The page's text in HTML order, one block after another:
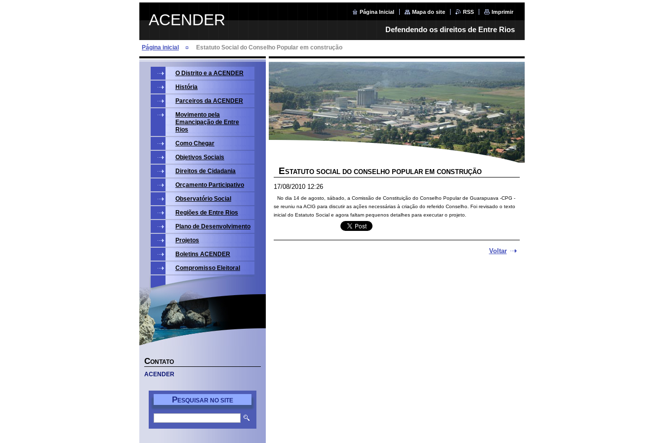
ACENDER Página Inicial Mapa do site RSS Imprimir
Defendendo os direitos de Entre Rios
Página inicial Estatuto Social do Conselho Popular em construção
ESTATUTO SOCIAL DO CONSELHO POPULAR EM CONSTRUÇÃO
17/08/2010 12:26
No dia 14 de agosto, sábado, a Comissão de Constituição do Conselho Popular de Guarapuava -CPG -
se reuniu na ACIG para discutir as ações necessárias à criação do referido Conselho. Foi revisado o texto
inicial do Estatuto Social e agora faltam pequenos detalhes para executar o projeto.
Voltar
O Distrito e a ACENDER
História
Parceiros da ACENDER
Movimento pela
Emancipação de Entre
Rios
Como Chegar
Objetivos Sociais
Direitos de Cidadania
Orçamento Participativo
Observatório Social
Regiões de Entre Rios
Plano de Desenvolvimento
Projetos
Boletins ACENDER
Compromisso Eleitoral
CONTATO
ACENDER
PESQUISAR NO SITE